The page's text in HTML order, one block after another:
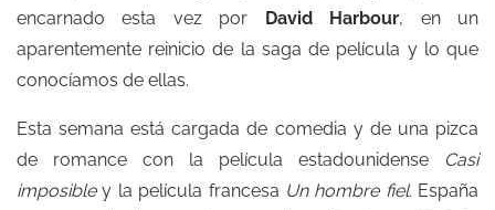
encarnado esta vez por
David Harbour, en un
aparentemente reinicio de la saga de película y lo que
conocíamos de ellas.
Esta semana está cargada de comedia y de una pizca
de romance con la película estadounidense
Casi
imposibley la película francesa Un hombre fiel. España